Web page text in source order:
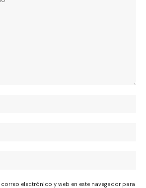
electrónico y web en este navegador para